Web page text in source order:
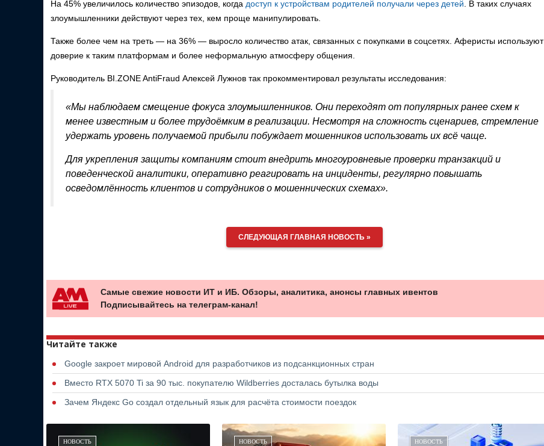
На 45% увеличилось количество эпизодов, когда доступ к устройствам родителей получали через детей . В таких случаях
злоумышленники действуют через тех, кем проще манипулировать.
Также более чем на треть — на 36% — выросло количество атак, связанных с покупками в соцсетях. Аферисты используют
доверие к таким платформам и более неформальную атмосферу общения.
Руководитель BI.ZONE AntiFraud Алексей Лужнов так прокомментировал результаты исследования:
«Мы наблюдаем смещение фокуса злоумышленников. Они переходят от популярных ранее схем к
менее известным и более трудоёмким в реализации. Несмотря на сложность сценариев, стремление
удержать уровень получаемой прибыли побуждает мошенников использовать их всё чаще.
Для укрепления защиты компаниям стоит внедрить многоуровневые проверки транзакций и
поведенческой аналитики, оперативно реагировать на инциденты, регулярно повышать
осведомлённость клиентов и сотрудников о мошеннических схемах».
СЛЕДУЮЩАЯ ГЛАВНАЯ НОВОСТЬ »
Самые свежие новости ИТ и ИБ. Обзоры, аналитика, анонсы главных ивентов
Подписывайтесь на телеграм-канал!
Читайте также
Google закроет мировой Android для разработчиков из подсанкционных стран
Вместо RTX 5070 Ti за 90 тыс. покупателю Wildberries досталась бутылка воды
Зачем Яндекс Go создал отдельный язык для расчёта стоимости поездок
НОВОСТЬ НОВОСТЬ НОВОСТЬ